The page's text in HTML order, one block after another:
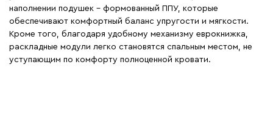
наполнении подушек – формованный ППУ, которые
обеспечивают комфортный баланс упругости и мягкости.
Кроме того, благодаря удобному механизму еврокнижка,
раскладные модули легко становятся спальным местом, не
уступающим по комфорту полноценной кровати.